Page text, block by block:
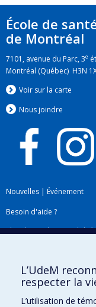
École de
de Montréal
7101, avenue du Parc, 3e
Montréal (Québec) H3N
Voir sur la carte
Nous joindre
Nouvelles | Événement
Besoin d'aide ?
Plan du site|Accessibilité
L’UdeM
respecter la
L’utilisation de